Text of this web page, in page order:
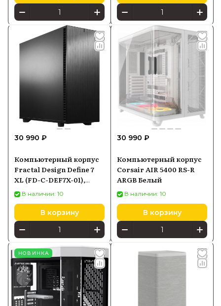
30 990 ₽
Компьютерный корпус
Fractal Design Define 7
XL (FD-C-DEF7X-01),
черный
В наличии: 10
В корзину
30 990 ₽
Компьютерный корпус
Corsair AIR 5400 RS-R
ARGB Белый
В наличии: 10
В корзину
НОВИНКА